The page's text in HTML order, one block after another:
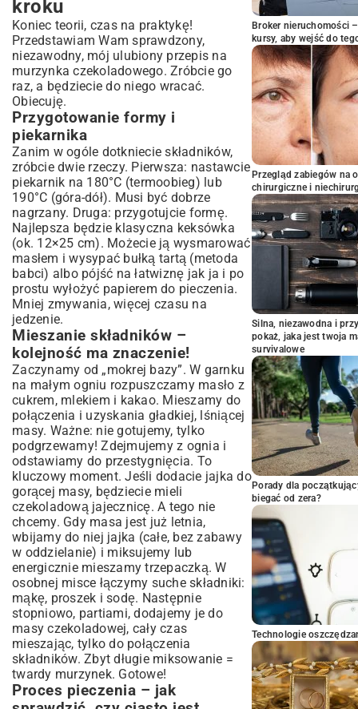
kroku
Koniec teorii, czas na praktykę!
Przedstawiam Wam sprawdzony,
niezawodny, mój ulubiony przepis na
murzynka czekoladowego. Zróbcie go
raz, a będziecie do niego wracać.
Obiecuję.
Przygotowanie formy i
piekarnika
Zanim w ogóle dotkniecie składników,
zróbcie dwie rzeczy. Pierwsza: nastawcie
piekarnik na 180°C (termoobieg) lub
190°C (góra-dół). Musi być dobrze
nagrzany. Druga: przygotujcie formę.
Najlepsza będzie klasyczna keksówka
(ok. 12×25 cm). Możecie ją wysmarować
masłem i wysypać bułką tartą (metoda
babci) albo pójść na łatwiznę jak ja i po
prostu wyłożyć papierem do pieczenia.
Mniej zmywania, więcej czasu na
jedzenie.
Mieszanie składników –
kolejność ma znaczenie!
Zaczynamy od „mokrej bazy”. W garnku
na małym ogniu rozpuszczamy masło z
cukrem, mlekiem i kakao. Mieszamy do
połączenia i uzyskania gładkiej, lśniącej
masy. Ważne: nie gotujemy, tylko
podgrzewamy! Zdejmujemy z ognia i
odstawiamy do przestygnięcia. To
kluczowy moment. Jeśli dodacie jajka do
gorącej masy, będziecie mieli
czekoladową jajecznicę. A tego nie
chcemy. Gdy masa jest już letnia,
wbijamy do niej jajka (całe, bez zabawy
w oddzielanie) i miksujemy lub
energicznie mieszamy trzepaczką. W
osobnej misce łączymy suche składniki:
mąkę, proszek i sodę. Następnie
stopniowo, partiami, dodajemy je do
masy czekoladowej, cały czas
mieszając, tylko do połączenia
składników. Zbyt długie miksowanie =
twardy murzynek. Gotowe!
Proces pieczenia – jak
Broker nieruchomości
kursy, aby wejść do
Przegląd zabiegów na
chirurgiczne i
Silna, niezawodna i
pokaż, jaka jest twoja
survivalowe
Porady dla
biegać od zera?
Technologie